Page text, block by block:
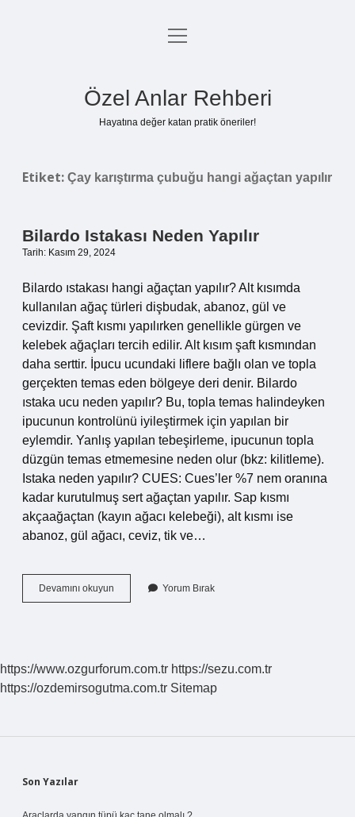
Anasayfa
menüyü
Özel Anlar Rehberi
Hayatına değer katan pratik öneriler!
Etiket: Çay karıştırma çubuğu hangi ağaçtan yapılır
Bilardo Istakası Neden Yapılır
Tarih: Kasım 29, 2024
Bilardo ıstakası hangi ağaçtan yapılır? Alt kısımda
kullanılan ağaç türleri dişbudak, abanoz, gül ve
cevizdir. Şaft kısmı yapılırken genellikle gürgen ve
kelebek ağaçları tercih edilir. Alt kısım şaft kısmından
daha serttir. İpucu ucundaki liflere bağlı olan ve topla
gerçekten temas eden bölgeye deri denir. Bilardo
ıstaka ucu neden yapılır? Bu, topla temas halindeyken
ipucunun kontrolünü iyileştirmek için yapılan bir
eylemdir. Yanlış yapılan tebeşirleme, ipucunun topla
düzgün temas etmemesine neden olur (bkz: kilitleme).
Istaka neden yapılır? CUES: Cues’ler %7 nem oranına
kadar kurutulmuş sert ağaçtan yapılır. Sap kısmı
akçaağaçtan (kayın ağacı kelebeği), alt kısmı ise
abanoz, gül ağacı, ceviz, tik ve…
Devamını okuyun
Istakası
Yorum Bırak
https://www.ozgurforum.com.tr https://sezu.com.tr
https://ozdemirsogutma.com.tr Sitemap
Sidebar
Son Yazılar